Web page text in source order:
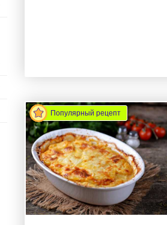
Популярный рецепт